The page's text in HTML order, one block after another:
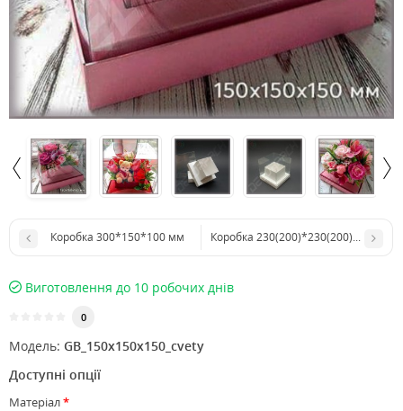
Коробка 300*150*100 мм Коробка 230(200)*230(200)*50 мм
Виготовлення до 10 робочих днів
0
Модель: GB_150x150x150_cvety
Доступні опції
Матеріал